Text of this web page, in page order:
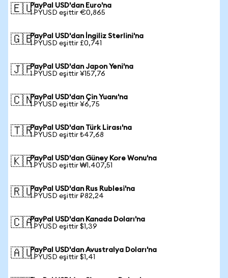
🇪🇺PayPal USD'dan Euro'na
1 PYUSD eşittir €0,865
🇬🇧PayPal USD'dan İngiliz Sterlini'na
1 PYUSD eşittir £0,741
🇯🇵PayPal USD'dan Japon Yeni'na
1 PYUSD eşittir ¥157,76
🇨🇳PayPal USD'dan Çin Yuanı'na
1 PYUSD eşittir ¥6,75
🇹🇷PayPal USD'dan Türk Lirası'na
1 PYUSD eşittir ₺47,68
🇰🇷PayPal USD'dan Güney Kore Wonu'na
1 PYUSD eşittir ₩1.407,51
🇷🇺PayPal USD'dan Rus Rublesi'na
1 PYUSD eşittir ₽82,24
🇨🇦PayPal USD'dan Kanada Doları'na
1 PYUSD eşittir $1,39
🇦🇺PayPal USD'dan Avustralya Doları'na
1 PYUSD eşittir $1,41